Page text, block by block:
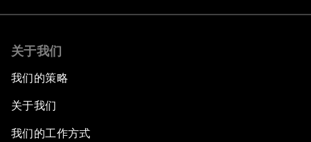
关于我们
我们的策略
关于我们
我们的工作方式